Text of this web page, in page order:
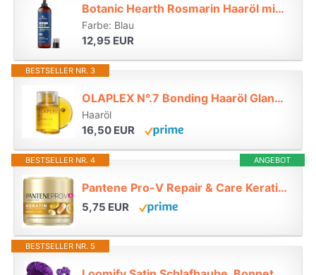
Botanic Hearth Rosmarin Haaröl mit Biotin, Jojobaöl & Rizinusöl 198 ml*
Farbe: Blau
12,95 EUR
BESTSELLER NR. 3
OLAPLEX N°.7 Bonding Haaröl Glanz & Hitzeschutz, 30 ml*
Haaröl
16,50 EUR
ANGEBOT
BESTSELLER NR. 4
Pantene Pro-V Repair & Care Keratin Protect Haarmaske 500ml für Trockenes Haar*
5,75 EUR
BESTSELLER NR. 5